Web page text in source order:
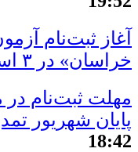
آغاز ثبت‌نام
خراسان» در ۳ استان
مهلت ثبت‌نام در
پایان شهریور
18:42